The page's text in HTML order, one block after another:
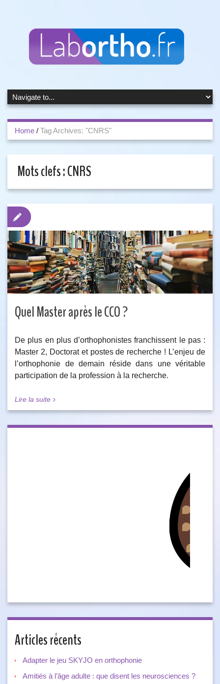
Home / Tag Archives: "CNRS"
Mots clefs :CNRS
Quel Master après le CCO ?
De plus en plus d’orthophonistes franchissent le pas :
Master 2, Doctorat et postes de recherche ! L’enjeu de
l’orthophonie de demain réside dans une véritable
participation de la profession à la recherche.
Lire la suite
Articles récents
Adapter le jeu SKYJO en orthophonie
Amitiés à l’âge adulte : que disent les neurosciences ?